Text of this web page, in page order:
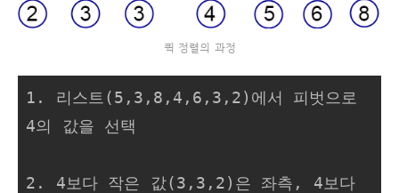
퀵 정렬의 과정
1. 리스트(5,3,8,4,6,3,2)에서 피벗으로
4의 값을 선택
2. 4보다 작은 값(3,3,2)은 좌측, 4보다